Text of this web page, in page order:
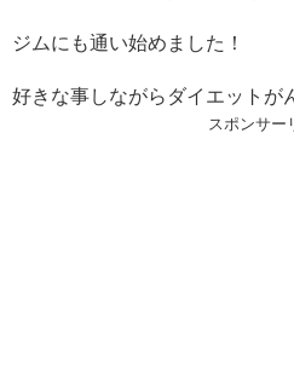
ジムにも通い始めました！
好きな事しながらダイエットが
スポンサー